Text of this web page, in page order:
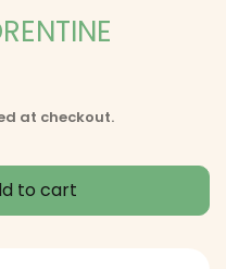
at checkout.
to cart